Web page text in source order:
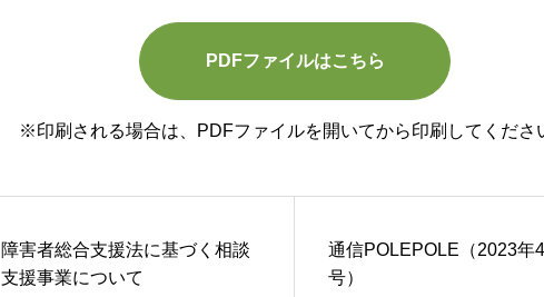
PDFファイルはこちら
※印刷される場合は、PDFファイルを開いてから印刷してくださ
障害者総合支援法に基づく相談
支援事業について
通信POLEPOLE（2023年
号）